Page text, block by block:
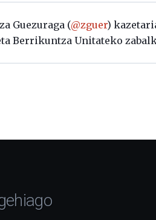
Guezuraga (@zguer)
Berrikuntza Unitateko